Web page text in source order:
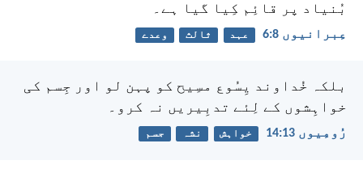
بُنیاد پر قائِم کِیا گیا ہے۔
عِبرانیوں 8:‏6 عہد ثالث وعدے
بلکہ خُداوند یِسُوع مسِیح کو پہن لو اور جِسم کی
خواہِشوں کے لِئے تدبِیریں نہ کرو۔
رُومِیوں 13:‏14 خواہش نشہ جسم